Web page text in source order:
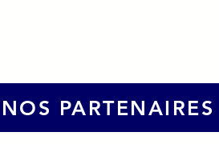
NOS PARTENAIRES